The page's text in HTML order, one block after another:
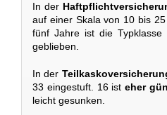
In der
auf einer Skala von 10 bis
fünf Jahre ist die Typklasse
geblieben.
In der
33 eingestuft. 16 isteher
leicht gesunken.